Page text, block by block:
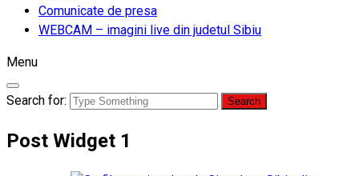
Comunicate de presa
WEBCAM – imagini live din judetul Sibiu
Menu
Search for:
Post Widget 1